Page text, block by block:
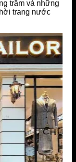
trầm và những
trang nước